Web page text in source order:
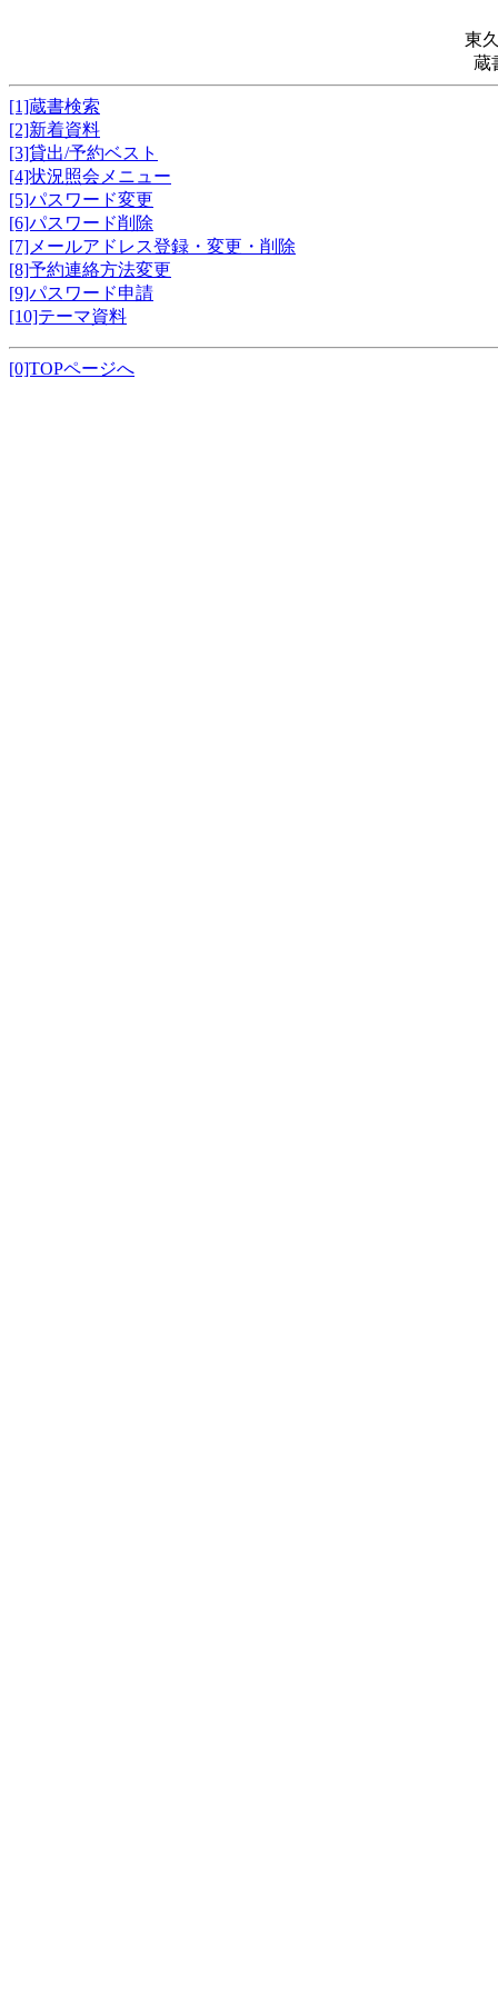
東
蔵
[1]蔵書検索
[2]新着資料
[3]貸出/予約ベスト
[4]状況照会メニュー
[5]パスワード変更
[6]パスワード削除
[7]メールアドレス登録・変更・削除
[8]予約連絡方法変更
[9]パスワード申請
[10]テーマ資料
[0]TOPページへ